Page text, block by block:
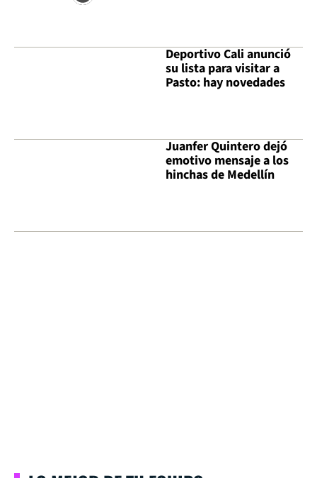
Deportivo Cali anunció
su lista para visitar a
Pasto: hay novedades
Juanfer Quintero dejó
emotivo mensaje a los
hinchas de Medellín